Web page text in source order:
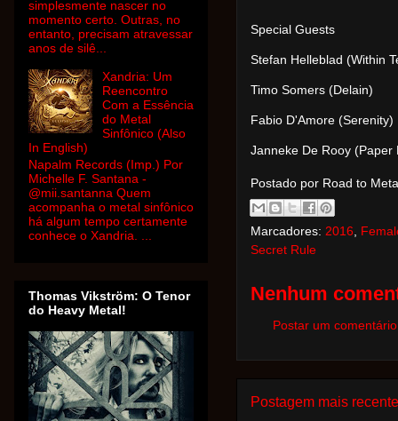
Special Guests
Stefan Helleblad (Within
Timo Somers (Delain)
Fabio D'Amore (Serenity)
Janneke De Rooy (Paper
Postado por Road to
Marcadores: 2016
Secret Rule
Nenhum
Postar um comentário
Postagem mais recente
simplesmente nascer no
momento certo. Outras, no
entanto, precisam atravessar
anos de silê...
Xandria: Um
Reencontro
Com a Essência
do Metal
Sinfônico (Also
In English)
Napalm Records (Imp.) Por
Michelle F. Santana -
@mii.santanna Quem
acompanha o metal sinfônico
há algum tempo certamente
conhece o Xandria. ...
Thomas Vikström: O Tenor
do Heavy Metal!